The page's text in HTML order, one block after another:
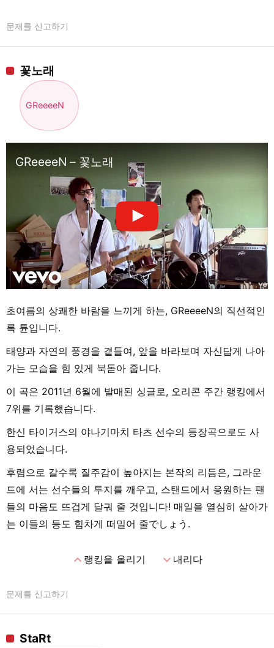
문제를 신고하기
꽃노래
GReeeeN
GReeeeN – 꽃노래
초여름의 상쾌한 바람을 느끼게 하는, GReeeeN의 직선적인
록 튠입니다.
태양과 자연의 풍경을 곁들여, 앞을 바라보며 자신답게 나아
가는 모습을 힘 있게 북돋아 줍니다.
이 곡은 2011년 6월에 발매된 싱글로, 오리콘 주간 랭킹에서
7위를 기록했습니다.
한신 타이거스의 야나기마치 타츠 선수의 등장곡으로도 사
용되었습니다.
후렴으로 갈수록 질주감이 높아지는 본작의 리듬은, 그라운
드에 서는 선수들의 투지를 깨우고, 스탠드에서 응원하는 팬
들의 마음도 뜨겁게 달궈 줄 것입니다! 매일을 열심히 살아가
는 이들의 등도 힘차게 떠밀어 줄でしょう.
expand_less랭킹을 올리기 expand_more내리다
문제를 신고하기
StaRt